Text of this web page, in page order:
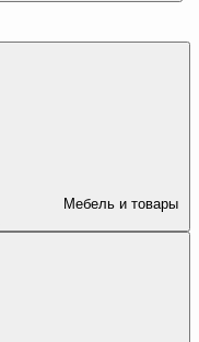
Мебель и товары